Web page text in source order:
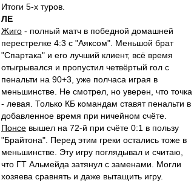
Итоги 5-х туров.
ЛЕ
Жиго - полный матч в победной домашней
перестрелке 4:3 с "Аяксом". Меньшой брат
"Спартака" и его лучший клиент, всё время
отыгрывался и пропустил четвёртый гол с
пенальти на 90+3, уже полчаса играя в
меньшинстве. Не смотрел, но уверен, что точка
- левая. Только КБ командам ставят пенальти в
добавленное время при ничейном счёте.
Понсе вышел на 72-й при счёте 0:1 в пользу
"Брайтона". Перед этим греки остались тоже в
меньшинстве. Эту игру поглядывал и считаю,
что ГТ Альмейда затянул с заменами. Могли
хозяева сравнять и даже вытащить игру.